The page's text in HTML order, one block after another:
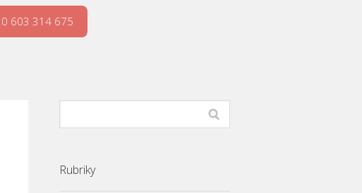
603 314 675
Rubriky